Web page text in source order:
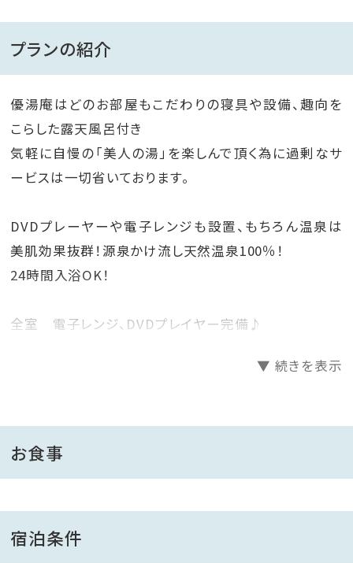
プランの紹介
優湯庵はどのお部屋もこだわりの寝具や設備、趣向を
こらした露天風呂付き
気軽に自慢の「美人の湯」を楽しんで頂く為に過剰なサ
ービスは一切省いております。
DVDプレーヤーや電子レンジも設置、もちろん温泉は
美肌効果抜群！源泉かけ流し天然温泉100％！
24時間入浴OK！
全室 電子レンジ、DVDプレイヤー完備♪
▼ 続きを表示
お食事
宿泊条件